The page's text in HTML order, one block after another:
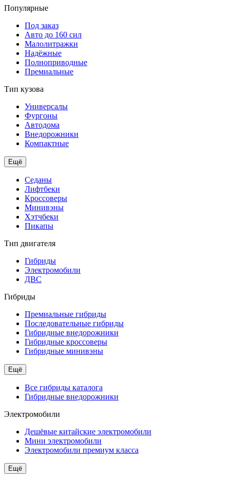
Популярные
Под заказ
Авто до 160 сил
Малолитражки
Надёжные
Полноприводные
Премиальные
Тип кузова
Универсалы
Фургоны
Автодома
Внедорожники
Компактные
Ещё
Седаны
Лифтбеки
Кроссоверы
Минивэны
Хэтчбеки
Пикапы
Тип двигателя
Гибриды
Электромобили
ДВС
Гибриды
Премиальные гибриды
Последовательные гибриды
Гибридные внедорожники
Гибридные кроссоверы
Гибридные минивэны
Ещё
Все гибриды каталога
Гибридные внедорожники
Электромобили
Дешёвые китайские электромобили
Мини электромобили
Электромобили премиум класса
Ещё